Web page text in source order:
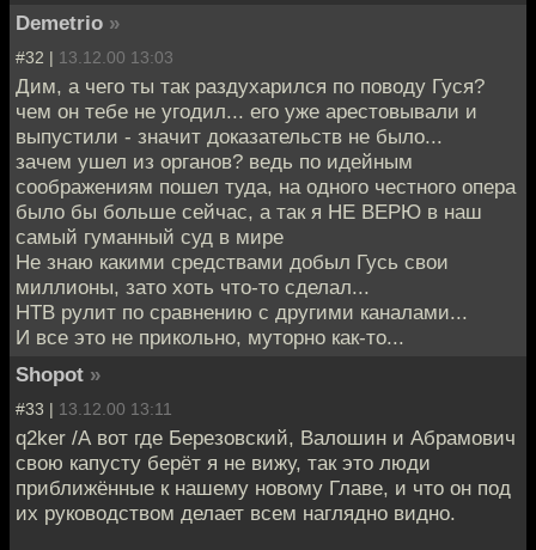
Demetrio »
#32 | 13.12.00 13:03
Дим, а чего ты так раздухарился по поводу Гуся?
чем он тебе не угодил... его уже арестовывали и
выпустили - значит доказательств не было...
зачем ушел из органов? ведь по идейным
соображениям пошел туда, на одного честного опера
было бы больше сейчас, а так я НЕ ВЕРЮ в наш
самый гуманный суд в мире
Не знаю какими средствами добыл Гусь свои
миллионы, зато хоть что-то сделал...
НТВ рулит по сравнению с другими каналами...
И все это не прикольно, муторно как-то...
Shopot »
#33 | 13.12.00 13:11
q2ker /А вот где Березовский, Валошин и Абрамович
свою капусту берёт я не вижу, так это люди
приближённые к нашему новому Главе, и что он под
их руководством делает всем наглядно видно.